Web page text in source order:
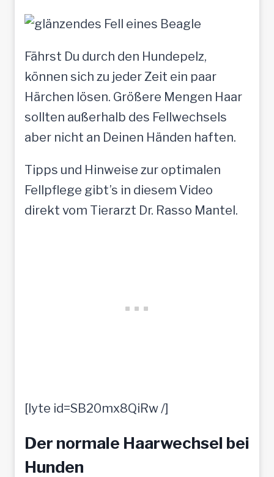
Fährst Du durch den Hundepelz,
können sich zu jeder Zeit ein paar
Härchen lösen. Größere Mengen Haar
sollten außerhalb des Fellwechsels
aber nicht an Deinen Händen haften.
Tipps und Hinweise zur optimalen
Fellpflege gibt’s in diesem Video
direkt vom Tierarzt Dr. Rasso Mantel.
[lyte id=SB20mx8QiRw /]
Der normale Haarwechsel bei
Hunden